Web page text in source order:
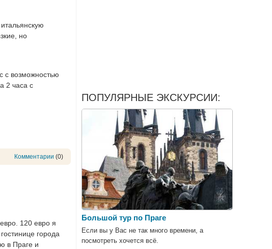
но
с возможностью
2 часа с
Комментарии (0)
120 евро я
города
в Праге и
ПОПУЛЯРНЫЕ ЭКСКУРСИИ:
Большой тур по Праге
Если вы у Вас не так много времени, а
посмотреть хочется всё.